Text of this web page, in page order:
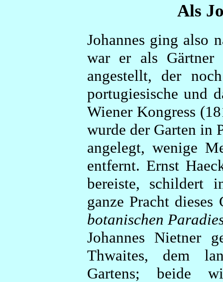
Als
Johannes ging also
war er als Gärtner
angestellt, der
portugiesische und
Wiener Kongress
wurde der Garten in
angelegt, wenige
entfernt. Ernst
bereiste, schildert
ganze Pracht
botanischen
Johannes Nietner
Thwaites, dem
Gartens; beide